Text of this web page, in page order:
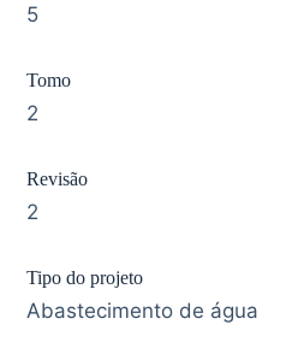
5
Tomo
2
Revisão
2
Tipo do projeto
Abastecimento de água